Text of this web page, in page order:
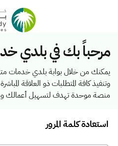
مرحباً بك في بلدي
يمكنك من خلال بوابة بلدي خدمات
وتنفيذ كافة المتطلبات ذو العلاقة
منصة موحدة تهدف لتسهيل أعمالك
استعادة كلمة المرور